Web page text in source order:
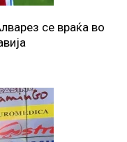
се враќа во